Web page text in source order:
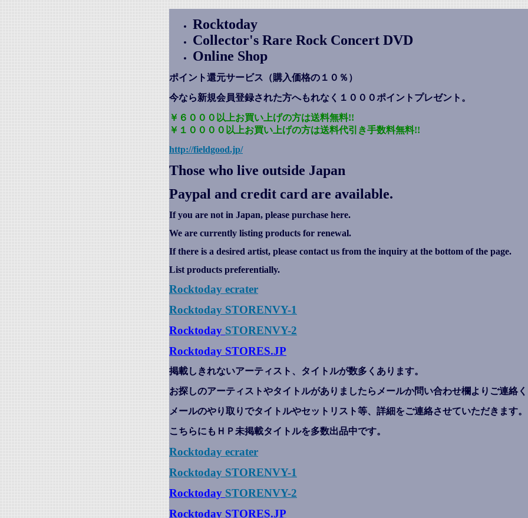
Rocktoday
Collector's Rare Rock Concert DVD
Online Shop
ポイント還元サービス（購入価格の１０％）
今なら新規会員登録された方へもれなく１０００ポイントプレゼント 。
￥６０００以上お買い上げの方は送料無料!!
￥１００００以上お買い上げの方は送料代引き手数料無料!!
http://fieldgood.jp/
Those who live outside Japan
Paypal and credit card are available.
If you are not in Japan, please purchase here.
We are currently listing products for renewal.
If there is a desired artist, please contact us from the inquiry at the bottom of the page.
List products preferentially.
Rocktoday ecrater
Rocktoday STORENVY-1
Rocktoday STORENVY-2
Rocktoday STORES.JP
掲載しきれないアーティスト、タイトルが数多くあります。
お探しのアーティストやタイトルがありましたらメールか問い合わせ欄よりご連絡
メールのやり取りでタイトルやセットリスト等、詳細をご連絡させていただきます。
こちらにもＨＰ未掲載タイトルを多数出品中です。
Rocktoday ecrater
Rocktoday STORENVY-1
Rocktoday STORENVY-2
Rocktoday STORES.JP